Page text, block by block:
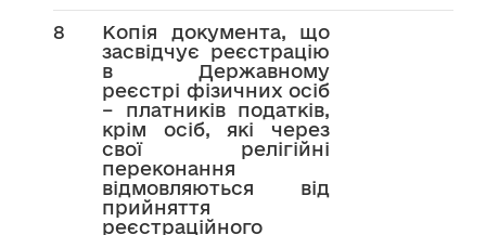
8
Копія документа, що
засвідчує реєстрацію
в Державному
реєстрі фізичних осіб
– платників податків,
крім осіб, які через
свої релігійні
переконання
відмовляються від
прийняття
реєстраційного